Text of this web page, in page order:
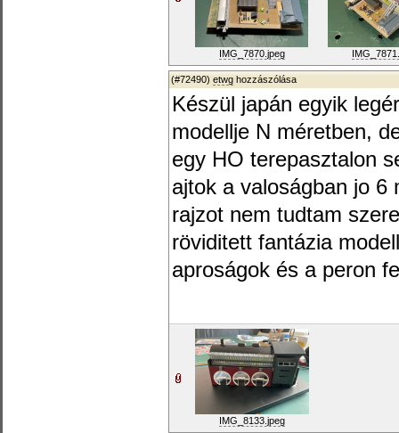
IMG_7870.jpeg
(#72490) etwg hozzászólása
Készül japán egyik
modellje N méretben,
egy HO terepasztalon
ajtok a valoságban jo 6
rajzot nem tudtam
röviditett fantázia
aproságok és a peron
IMG_8133.jpeg